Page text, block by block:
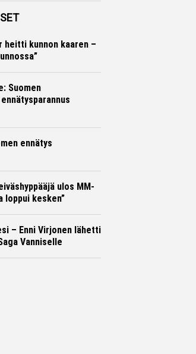
heitti kunnon kaaren –
Suomen
ennätys
ulos MM-
loppui kesken”
– Enni Virjonen lähetti
Vanniselle